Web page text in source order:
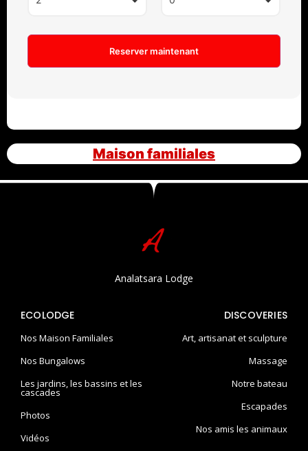
Maison familiales
Analatsara Lodge
ECOLODGE
Nos Maison Familiales
Nos Bungalows
Les jardins, les bassins et les
cascades
Photos
Vidéos
DISCOVERIES
Art, artisanat et sculpture
Massage
Notre bateau
Escapades
Nos amis les animaux